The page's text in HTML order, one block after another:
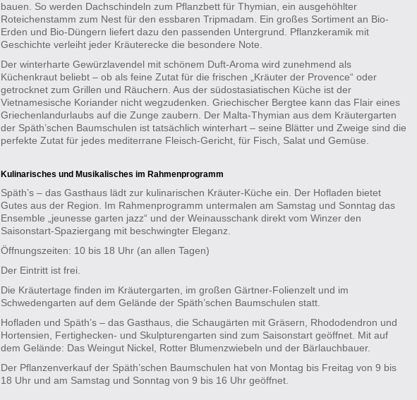
bauen. So werden Dachschindeln zum Pflanzbett für Thymian, ein ausgehöhlter
Roteichenstamm zum Nest für den essbaren Tripmadam. Ein großes Sortiment an Bio-
Erden und Bio-Düngern liefert dazu den passenden Untergrund. Pflanzkeramik mit
Geschichte verleiht jeder Kräuterecke die besondere Note.
Der winterharte Gewürzlavendel mit schönem Duft-Aroma wird zunehmend als
Küchenkraut beliebt – ob als feine Zutat für die frischen „Kräuter der Provence“ oder
getrocknet zum Grillen und Räuchern. Aus der südostasiatischen Küche ist der
Vietnamesische Koriander nicht wegzudenken. Griechischer Bergtee kann das Flair eines
Griechenlandurlaubs auf die Zunge zaubern. Der Malta-Thymian aus dem Kräutergarten
der Späth’schen Baumschulen ist tatsächlich winterhart – seine Blätter und Zweige sind die
perfekte Zutat für jedes mediterrane Fleisch-Gericht, für Fisch, Salat und Gemüse.
Kulinarisches und Musikalisches im Rahmenprogramm
Späth’s – das Gasthaus lädt zur kulinarischen Kräuter-Küche ein. Der Hofladen bietet
Gutes aus der Region. Im Rahmenprogramm untermalen am Samstag und Sonntag das
Ensemble „jeunesse garten jazz“ und der Weinausschank direkt vom Winzer den
Saisonstart-Spaziergang mit beschwingter Eleganz.
Öffnungszeiten: 10 bis 18 Uhr (an allen Tagen)
Der Eintritt ist frei.
Die Kräutertage finden im Kräutergarten, im großen Gärtner-Folienzelt und im
Schwedengarten auf dem Gelände der Späth’schen Baumschulen statt.
Hofladen und Späth’s – das Gasthaus, die Schaugärten mit Gräsern, Rhododendron und
Hortensien, Fertighecken- und Skulpturengarten sind zum Saisonstart geöffnet. Mit auf
dem Gelände: Das Weingut Nickel, Rotter Blumenzwiebeln und der Bärlauchbauer.
Der Pflanzenverkauf der Späth’schen Baumschulen hat von Montag bis Freitag von 9 bis
18 Uhr und am Samstag und Sonntag von 9 bis 16 Uhr geöffnet.